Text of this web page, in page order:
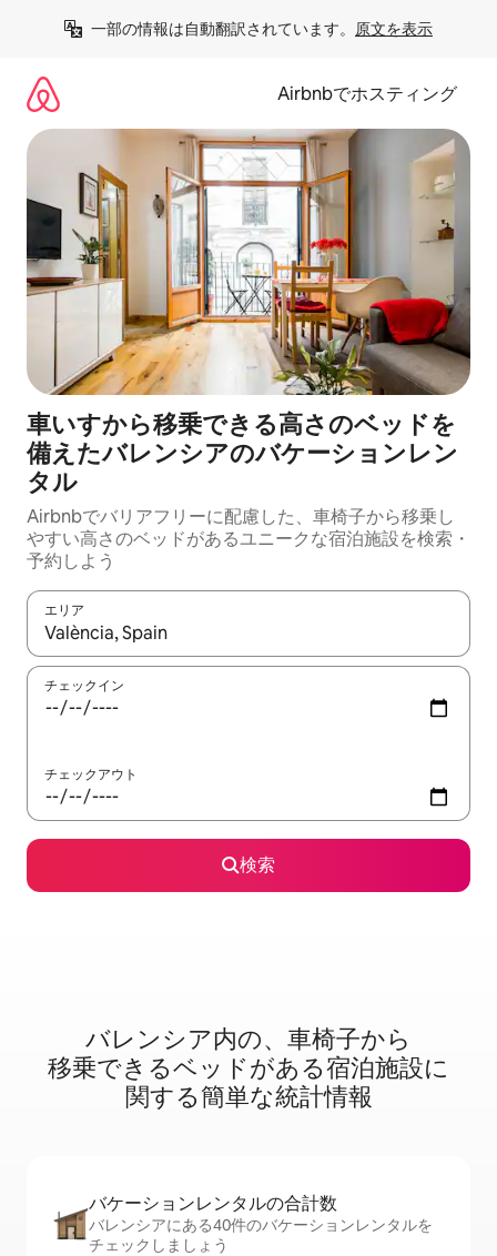
一部の情報は自動翻訳されています。 原文を表示
Airbnbでホスティング
車いすから移乗できる高さのベッドを
備えたバレンシアのバケーションレン
タル
Airbnbでバリアフリーに配慮した、車椅子から移乗し
やすい高さのベッドがあるユニークな宿泊施設を検索・
予約しよう
エリア
検索結果が表示されたら、上下の矢印キーを使って移動するか
チェックイン
チェックアウト
検索
バレンシア内⁠の⁠、車⁠椅⁠子⁠か⁠ら
移⁠乗⁠で⁠き⁠るベ⁠ッ⁠ド⁠が⁠あ⁠る宿⁠泊⁠施⁠設⁠に
関⁠す⁠る簡⁠単⁠な統⁠計⁠情⁠報
バケーションレ⁠ン⁠タ⁠ル⁠の合⁠計⁠数
バレンシアにある40件のバケーションレンタルを
チェックしましょう